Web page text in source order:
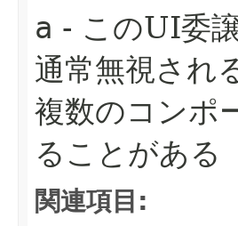
a - このUI委
通常無視され
複数のコンポ
ることがある
関連項目: